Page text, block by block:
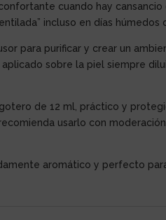
cuando hay
incluso en días húmedos
para purificar y crear un
sobre la piel siempre
de 12 ml, práctico y
usarlo con
aromático y perfecto